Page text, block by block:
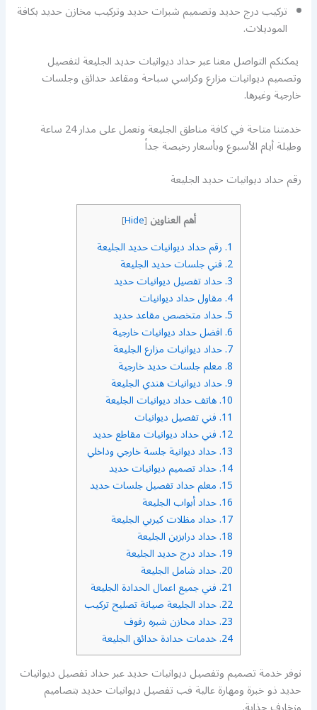
تركيب درج حديد وتصميم شبرات حديد وتركيب مخازن حديد بكافة
الموديلات.
يمكنكم التواصل معنا عبر حداد ديوانيات حديد الجليعة لتفصيل
وتصميم ديوانيات مزارع وكراسي سباحة ومقاعد حدائق وجلسات
خارجية وغيرها.
خدمتنا متاحة في كافة مناطق الجليعة ونعمل على مدار 24 ساعة
وطيلة أيام الأسبوع وبأسعار رخيصة جداً
رقم حداد ديوانيات حديد الجليعة
أهم العناوين [
Hide
]
1. رقم حداد ديوانيات حديد الجليعة
2. فني جلسات حديد الجليعة
3. حداد تفصيل ديوانيات حديد
4. مقاول حداد ديوانيات
5. حداد متخصص مقاعد حديد
6. افضل حداد ديوانيات خارجية
7. حداد ديوانيات مزارع الجليعة
8. معلم جلسات حديد خارجية
9. حداد ديوانيات هندي الجليعة
10. هاتف حداد ديوانيات الجليعة
11. فني تفصيل ديوانيات
12. فني حداد ديوانيات مقاطع حديد
13. حداد ديوانية جلسة خارجي وداخلي
14. حداد تصميم ديوانيات حديد
15. معلم حداد تفصيل جلسات حديد
16. حداد أبواب الجليعة
17. حداد مظلات كيربي الجليعة
18. حداد درابزين الجليعة
19. حداد درج حديد الجليعة
20. حداد شامل الجليعة
21. فني جميع اعمال الحدادة الجليعة
22. حداد الجليعة صيانة تصليح تركيب
23. حداد مخازن شبره رفوف
24. خدمات حدادة حدائق الجليعة
نوفر خدمة تصميم وتفصيل ديوانيات حديد عبر حداد تفصيل ديوانيات
حديد ذو خبرة ومهارة عالية فب تفصيل ديوانيات حديد بتصاميم